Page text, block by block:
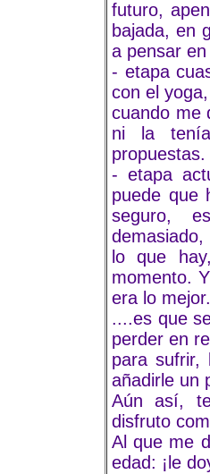
futuro,
bajada, en
a pensar
- etapa
con el
cuando me
ni la
- etapa
puede que
seguro,
lo que
momento.
era lo mejor.
....es que
perder en
para sufrir,
añadirle un
Aún así,
disfruto
Al que me
edad: ¡le